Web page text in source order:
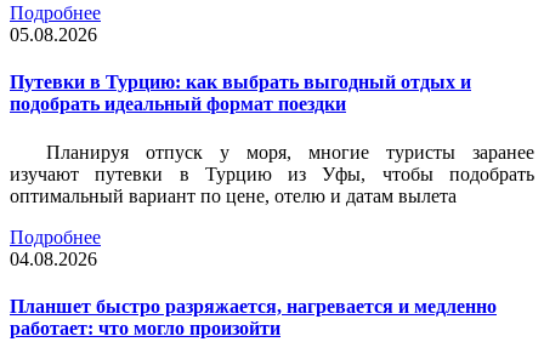
Подробнее
05.08.2026
Путевки в Турцию: как выбрать выгодный отдых и
подобрать идеальный формат поездки
Планируя отпуск у моря, многие туристы заранее
изучают путевки в Турцию из Уфы, чтобы подобрать
оптимальный вариант по цене, отелю и датам вылета
Подробнее
04.08.2026
Планшет быстро разряжается, нагревается и медленно
работает: что могло произойти